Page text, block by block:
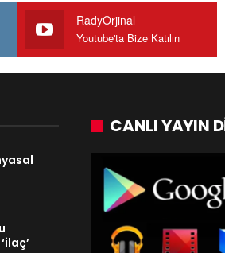
RadyOrjinal
Youtube'ta Bize Katılın
CANLI YAYIN